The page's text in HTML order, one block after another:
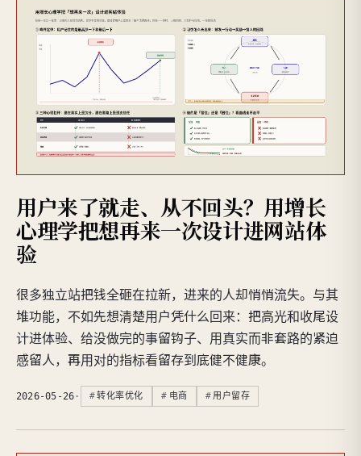
用户来了就走、从不回头？用增长
心理学把想再来一次设计进网站体
验
很多独立站把钱全砸在拉新，进来的人却悄悄流失。与其
堆功能，不如先想清楚用户凭什么回来：把高光和收尾设
计进体验、给没做完的事留钩子、用真实而非套路的紧迫
感留人，再用对的指标看留存到底健不健康。
2026-05-26 · 转化率优化 电商 用户留存